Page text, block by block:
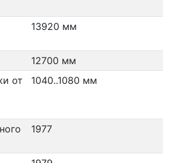
13920 мм
12700 мм
от
1040..1080 мм
1977